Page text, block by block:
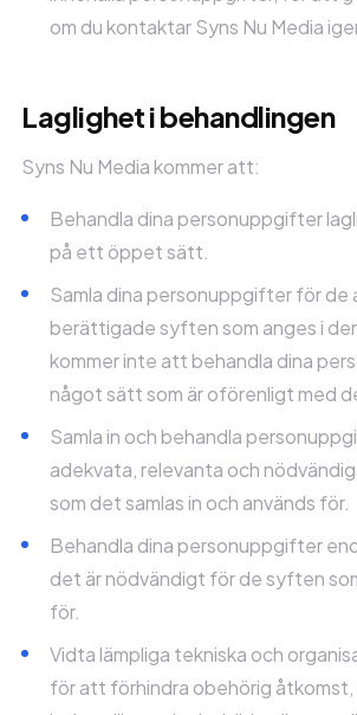
om du kontaktar Syns Nu Media
Laglighet i behandlingen
Syns Nu Media kommer att:
Behandla dina personuppgifter
på ett öppet sätt.
Samla dina personuppgifter för de
berättigade syften som anges i
kommer inte att behandla dina
något sätt som är oförenligt med
Samla in och behandla
adekvata, relevanta och
som det samlas in och används för.
Behandla dina personuppgifter
det är nödvändigt för de syften
för.
Vidta lämpliga tekniska och
för att förhindra obehörig åtkomst,